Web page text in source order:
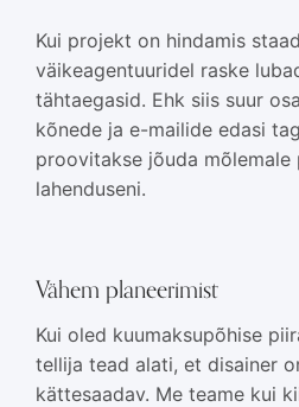
Kui projekt on hindamis
väikeagentuuridel raske
tähtaegasid. Ehk siis suur
kõnede ja e-mailide edasi
proovitakse jõuda mõlemale
lahenduseni.
Vähem planeerimist
Kui oled kuumaksupõhise
tellija tead alati, et disainer
kättesaadav. Me teame kui